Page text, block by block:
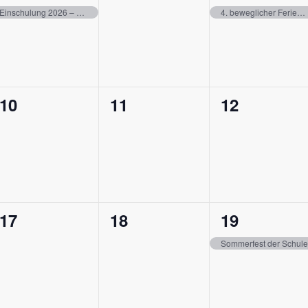
Veranstaltungen,
0
10
0
11
0
12
0
17
0
Veranstaltungen,
18
1
19
Sommerfest der Schule